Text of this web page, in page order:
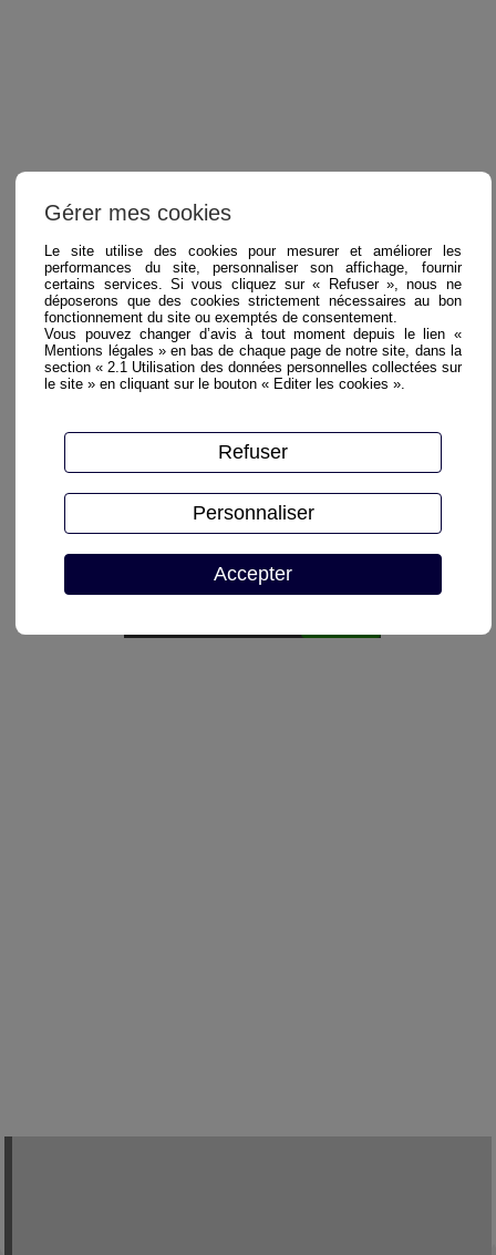
Demande de devis
Gérer mes cookies
Le site utilise des cookies pour mesurer et améliorer les
performances du site, personnaliser son affichage, fournir
certains services. Si vous cliquez sur « Refuser », nous ne
déposerons que des cookies strictement nécessaires au bon
fonctionnement du site ou exemptés de consentement.
Vous pouvez changer d’avis à tout moment depuis le lien «
Mentions légales » en bas de chaque page de notre site, dans la
section « 2.1 Utilisation des données personnelles collectées sur
le site » en cliquant sur le bouton « Editer les cookies ».
Accepter
Refuser
Personnaliser